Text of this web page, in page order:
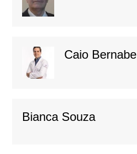
Caio Bernabe
Bianca Souza